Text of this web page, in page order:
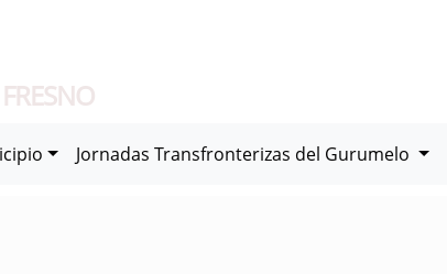
Jornadas Transfronterizas del Gurumelo